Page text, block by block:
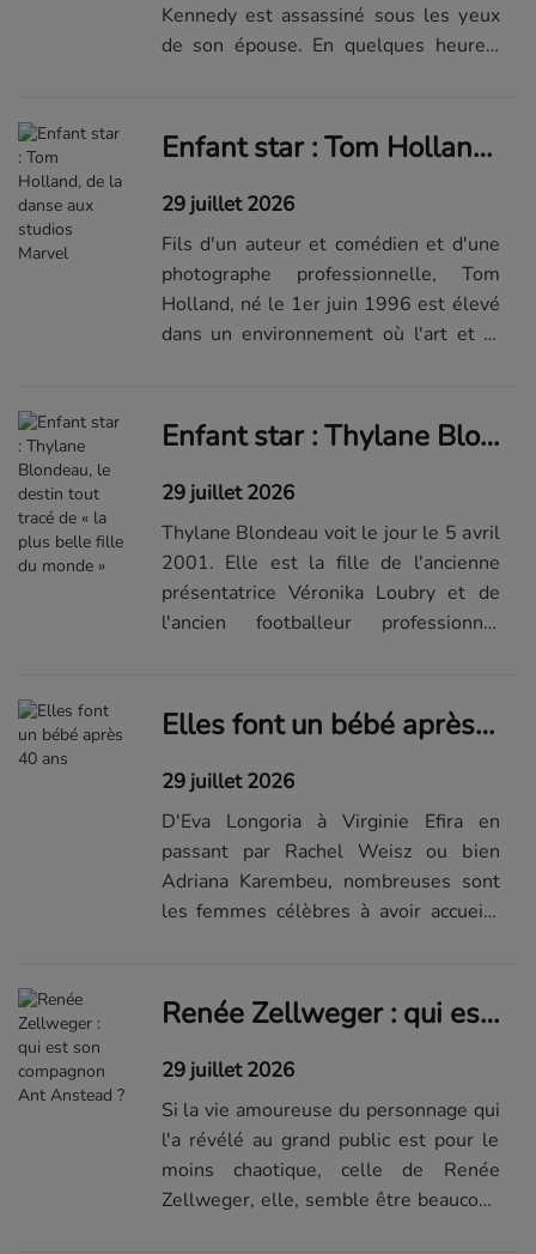
Kennedy est assassiné sous les yeux
de son épouse. En quelques heures,
deviendra celle du drame. Pendant
u...Lire la suite de l'article...
Enfant star : Tom Holland, de la danse aux studios Marvel
29 juillet 2026
Fils d'un auteur et comédien et d'une
photographe professionnelle, Tom
Holland, né le 1er juin 1996 est élevé
dans un environnement où l'art et la
théâtre et la scène. Fan de
Jan...Visualiser la suite du...
Enfant star : Thylane Blondeau, le destin tout tracé de « la plus belle fille du monde »
29 juillet 2026
Thylane Blondeau voit le jour le 5 avril
2001. Elle est la fille de l'ancienne
présentatrice Véronika Loubry et de
l'ancien footballeur professionnel
commune, une rupture caus...Visualiser
la suite du diaporama sur...
Elles font un bébé après 40 ans
29 juillet 2026
D'Eva Longoria à Virginie Efira en
passant par Rachel Weisz ou bien
Adriana Karembeu, nombreuses sont
les femmes célèbres à avoir accueilli
différemment Grossesses surprises
o...Visualiser la suite du diaporama sur
Elle.fr
Renée Zellweger : qui est son compagnon Ant Anstead ?
29 juillet 2026
Si la vie amoureuse du personnage qui
l'a révélé au grand public est pour le
moins chaotique, celle de Renée
Zellweger, elle, semble être beaucoup